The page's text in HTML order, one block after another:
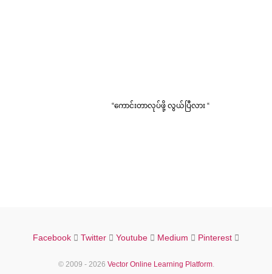
“ကောင်းတာလုပ်ဖို့ လွယ်ပြီလား “
Facebook Twitter Youtube Medium Pinterest
© 2009 - 2026 Vector Online Learning Platform.